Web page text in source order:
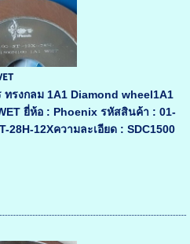
รงกลม 1A1 Diamond wheel1A1
ยี่ห้อ : Phoenix รหัสสินค้า : 01-
28H-12Xความละเอียด : SDC1500